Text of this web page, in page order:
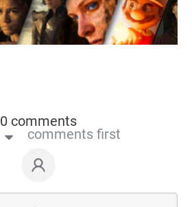
0 comments
comments first